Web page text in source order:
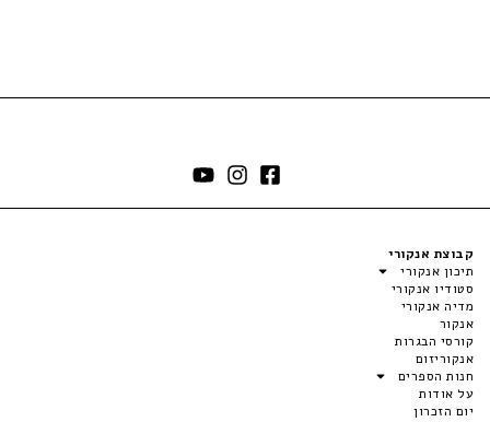
קבוצת אנקורי
תיכון אנקורי
סטודיו אנקורי
מדיה אנקורי
אנקור
קורסי הבגרות
אנקוריזום
חנות הספרים
על אודות
יום הזכרון